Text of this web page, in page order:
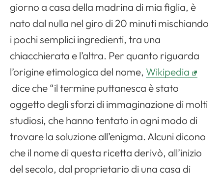
giorno a casa della madrina di mia figlia, è
nato dal nulla nel giro di 20 minuti mischiando
i pochi semplici ingredienti, tra una
chiacchierata e l’altra. Per quanto riguarda
l’origine etimologica del nome, Wikipedia
dice che “il termine puttanesca è stato
oggetto degli sforzi di immaginazione di molti
studiosi, che hanno tentato in ogni modo di
trovare la soluzione all’enigma. Alcuni dicono
che il nome di questa ricetta derivò, all’inizio
del secolo, dal proprietario di una casa di